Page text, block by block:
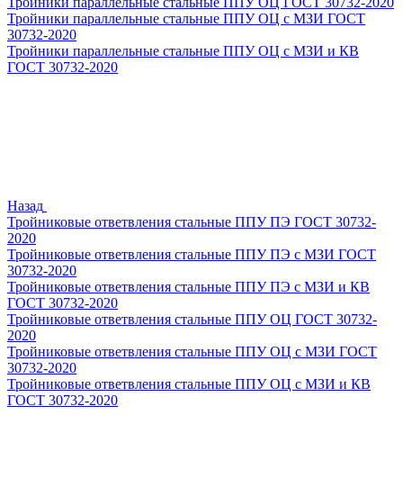
Тройники параллельные стальные ППУ ОЦ с МЗИ ГОСТ
30732-2020
Тройники параллельные стальные ППУ ОЦ с МЗИ и КВ
ГОСТ 30732-2020
Назад
Тройниковые ответвления стальные ППУ ПЭ ГОСТ 30732-
2020
Тройниковые ответвления стальные ППУ ПЭ с МЗИ ГОСТ
30732-2020
Тройниковые ответвления стальные ППУ ПЭ с МЗИ и КВ
ГОСТ 30732-2020
Тройниковые ответвления стальные ППУ ОЦ ГОСТ 30732-
2020
Тройниковые ответвления стальные ППУ ОЦ с МЗИ ГОСТ
30732-2020
Тройниковые ответвления стальные ППУ ОЦ с МЗИ и КВ
ГОСТ 30732-2020